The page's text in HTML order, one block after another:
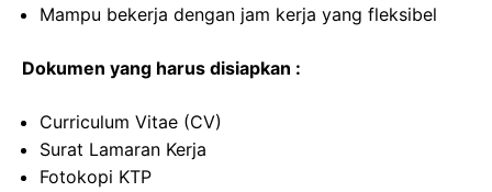
Mampu bekerja dengan jam kerja yang fleksibel
Dokumen yang harus disiapkan :
Curriculum Vitae (CV)
Surat Lamaran Kerja
Fotokopi KTP